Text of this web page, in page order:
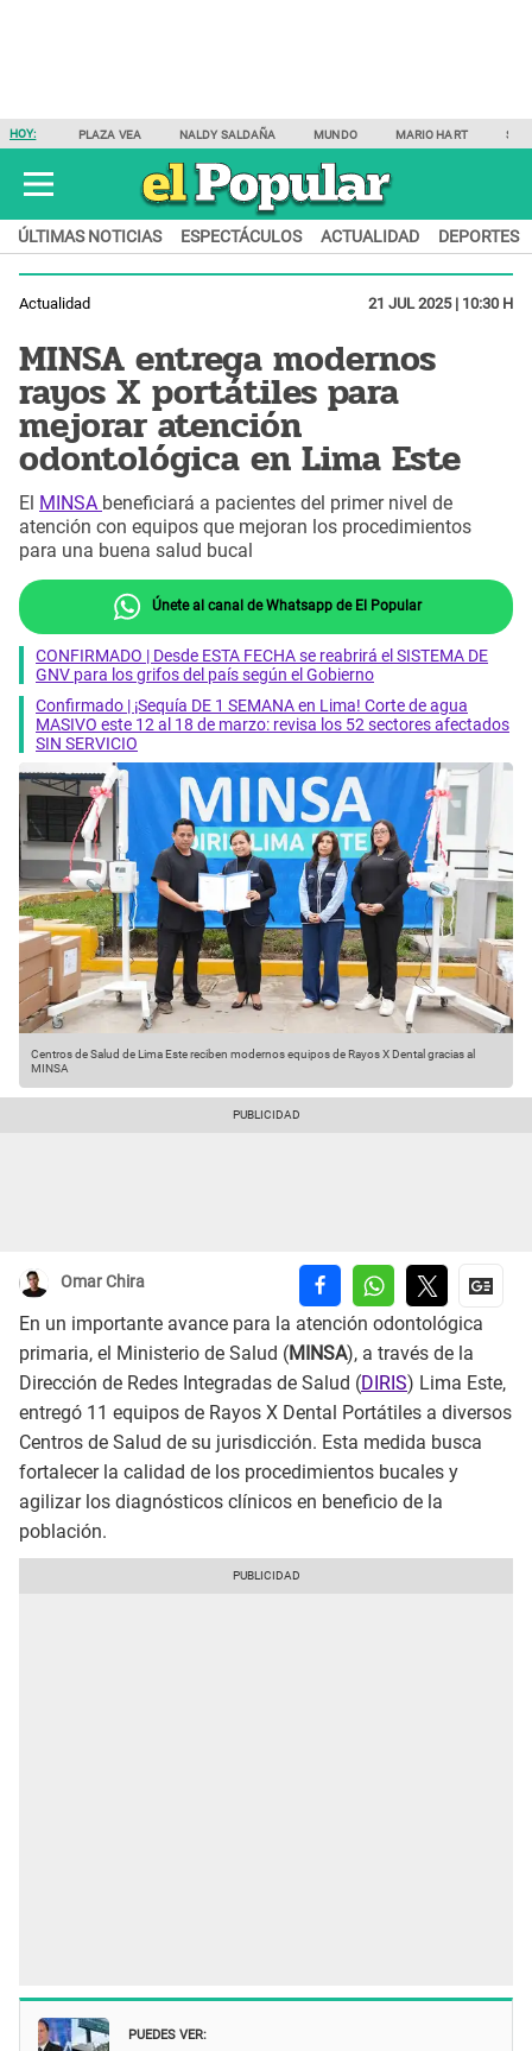
HOY: PLAZA VEA NALDY SALDAÑA MUNDO MARIO HART
ÚLTIMAS NOTICIAS ESPECTÁCULOS ACTUALIDAD DEPORTES
Actualidad 21 JUL 2025 | 10:30 H
MINSA entrega modernos
rayos X portátiles para
mejorar atención
odontológica en Lima Este
El MINSA beneficiará a pacientes del primer nivel de
atención con equipos que mejoran los procedimientos
para una buena salud bucal
Únete al canal de Whatsapp de El Popular
CONFIRMADO | Desde ESTA FECHA se reabrirá el SISTEMA DE
GNV para los grifos del país según el Gobierno
Confirmado | ¡Sequía DE 1 SEMANA en Lima! Corte de agua
MASIVO este 12 al 18 de marzo: revisa los 52 sectores afectados
SIN SERVICIO
Centros de Salud de Lima Este reciben modernos equipos de Rayos X Dental gracias al
MINSA
Omar Chira
En un importante avance para la atención odontológica
primaria, el Ministerio de Salud (MINSA), a través de la
Dirección de Redes Integradas de Salud (DIRIS) Lima Este,
entregó 11 equipos de Rayos X Dental Portátiles a diversos
Centros de Salud de su jurisdicción. Esta medida busca
fortalecer la calidad de los procedimientos bucales y
agilizar los diagnósticos clínicos en beneficio de la
población.
PUEDES VER: